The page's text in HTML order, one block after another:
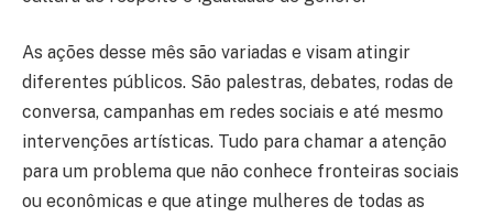
As ações desse mês são variadas e visam atingir
diferentes públicos. São palestras, debates, rodas de
conversa, campanhas em redes sociais e até mesmo
intervenções artísticas. Tudo para chamar a atenção
para um problema que não conhece fronteiras sociais
ou econômicas e que atinge mulheres de todas as